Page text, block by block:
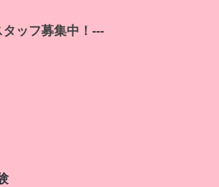
タッフ募集中！---